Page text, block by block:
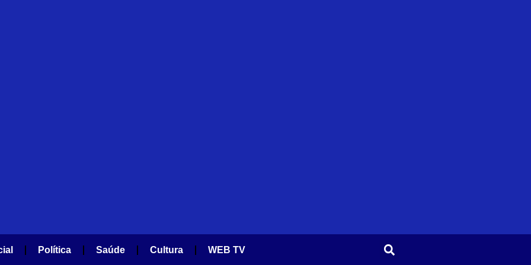
Política Saúde Cultura WEB TV